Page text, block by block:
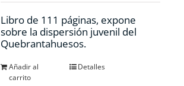
Libro de 111 páginas, expone
sobre la dispersión juvenil del
Quebrantahuesos.
Añadir al
carrito
Detalles